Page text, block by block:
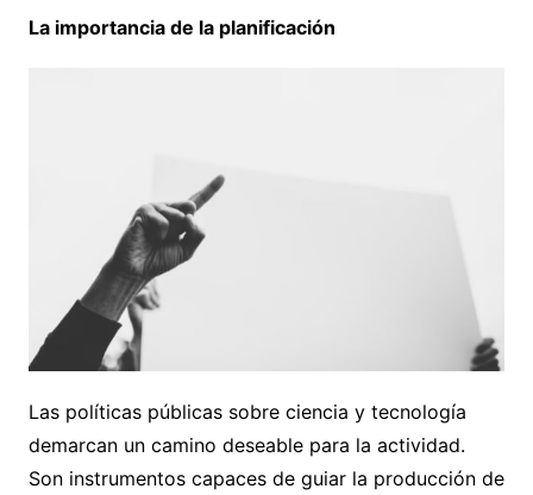
La importancia de la planificación
Las políticas públicas sobre ciencia y tecnología
demarcan un camino deseable para la actividad.
Son instrumentos capaces de guiar la producción de